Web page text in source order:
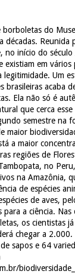
borboletas do
décadas.
no início do
existiam em
legitimidade. Um
brasileiras acaba
Ela não só é
que cerca
semestre na
maior
a maior
regiões de
no
na Amazônia,
de espécies
de aves,
a ciência.
os cientistas
chegar a
sapos e 64